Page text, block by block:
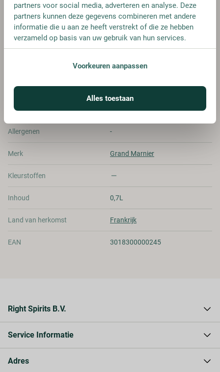
Alcohol 40.00%
Allergenen -
Merk Grand Marnier
Kleurstoffen
Inhoud 0,7L
Land van herkomst Frankrijk
EAN 3018300000245
FLES
€ 20,25
Right Spirits B.V.
Privacy Statement
Service Informatie
Adres
partners voor social media, adverteren en analyse. Deze
partners kunnen deze gegevens combineren met andere
informatie die u aan ze heeft verstrekt of die ze hebben
verzameld op basis van uw gebruik van hun services.
Voorkeuren aanpassen
Alles toestaan